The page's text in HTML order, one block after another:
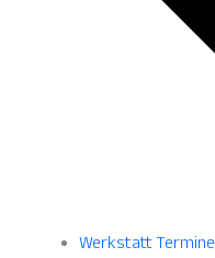
Werkstatt Termine